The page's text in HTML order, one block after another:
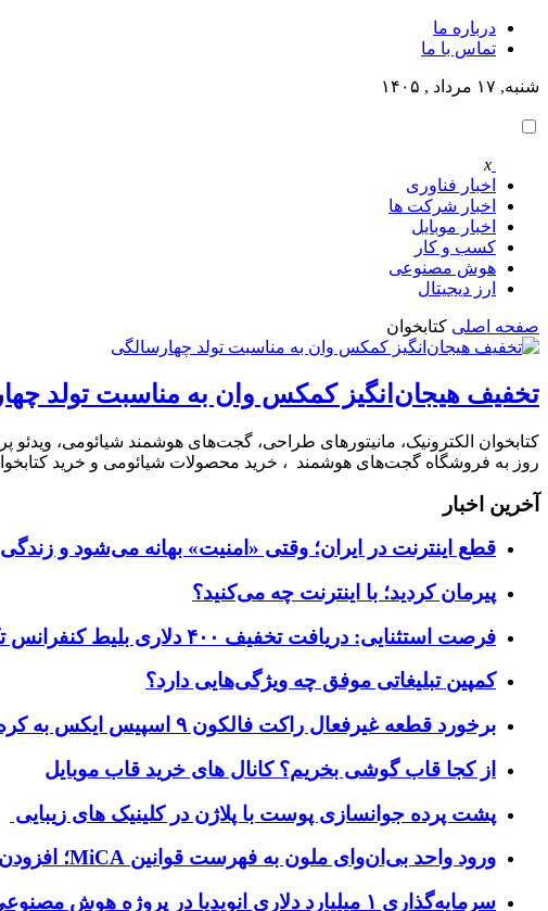
درباره ما
تماس با ما
شنبه, ۱۷ مرداد , ۱۴۰۵
x
اخبار فناوری
اخبار شرکت ها
اخبار موبایل
کسب و کار
هوش مصنوعی
ارز دیجیتال
صفحه اصلی کتابخوان
تخفیف هیجان‌انگیز کمکس وان به مناسبت تولد
کتابخوان الکترونیک، مانیتورهای طراحی، گجت‌های هوشمند شیائومی،
روز به فروشگاه گجت‌های هوشمند ، خرید محصولات شیائومی و خرید کتابخوان کمکس سر
آخرین اخبار
قطع اینترنت در ایران؛ وقتی «امنیت» بهانه می‌شود و
پیرمان کردید؛ با اینترنت چه می‌کنید؟
فرصت استثنایی: دریافت تخفیف ۴۰۰ دلاری بلیط کنفرانس تک‌کرانچ دیسراپت ۲۰۲۶
کمپین تبلیغاتی موفق چه ویژگی‌هایی دارد؟
برخورد قطعه غیرفعال راکت فالکون ۹ اسپیس ایکس به کره ماه؛ زمان و جزئیات دقیق حادثه
از کجا قاب گوشی بخریم؟ کانال های خرید قاب موبایل
پشت پرده جوانسازی پوست با پلاژن در کلینیک های زیبایی
ورود واحد بی‌ان‌وای ملون به فهرست قوانین MiCA؛ افزودن ۱۵ ارائه‌دهنده جدید توسط نهاد نظارتی اروپا
سرمایه‌گذاری ۱ میلیارد دلاری انویدیا در پروژه هوش مصنوعی ناور